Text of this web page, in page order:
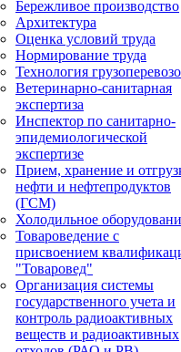
Бережливое производство
Архитектура
Оценка условий труда
Нормирование труда
Технология
Ветеринарно-санитарная
экспертиза
Инспектор по санитарно-
эпидемиологической
экспертизе
Прием, хранение и
нефти и нефтепродуктов
(ГСМ)
Холодильное
Товароведение с
присвоением
"Товаровед"
Организация системы
государственного учета и
контроль радиоактивных
веществ и радиоактивных